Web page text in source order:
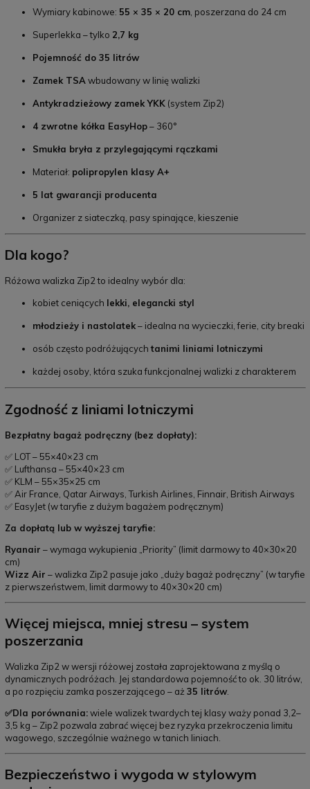
Wymiary kabinowe: 55 × 35 × 20 cm, poszerzana do 24 cm
Superlekka – tylko 2,7 kg
Pojemność do 35 litrów
Zamek TSA wbudowany w linię walizki
Antykradzieżowy zamek YKK(system Zip2)
4 zwrotne kółka EasyHop– 360°
Smukła bryła z przylegającymi rączkami
Materiał: polipropylen klasy A+
5 lat gwarancji producenta
Organizer z siateczką, pasy spinające, kieszenie
Dla kogo?
Różowa walizka Zip2 to idealny wybór dla:
kobiet ceniących lekki, elegancki styl
młodzieży i nastolatek– idealna na wycieczki, ferie, city breaki
osób często podróżującychtanimi liniami lotniczymi
każdej osoby, która szuka funkcjonalnej walizki z charakterem
Zgodność z liniami lotniczymi
Bezpłatny bagaż podręczny (bez dopłaty):
✅ LOT – 55×40×23 cm
✅ Lufthansa – 55×40×23 cm
✅ KLM – 55×35×25 cm
✅ Air France, Qatar Airways, Turkish Airlines, Finnair, British Airways
✅ EasyJet (w taryfie z dużym bagażem podręcznym)
Za dopłatą lub w wyższej taryfie:
Ryanair – wymaga wykupienia „Priority” (limit darmowy to 40×30×20
cm)
Wizz Air – walizka Zip2 pasuje jako „duży bagaż podręczny” (w taryfie
z pierwszeństwem, limit darmowy to 40×30×20 cm)
Więcej miejsca, mniej stresu – system
poszerzania
Walizka Zip2 w wersji różowej została zaprojektowana z myślą o
dynamicznych podróżach. Jej standardowa pojemność to ok. 30 litrów,
a po rozpięciu zamka poszerzającego – aż 35 litrów.
✅Dla porównania:wiele walizek twardych tej klasy waży ponad 3,2–
3,5 kg – Zip2 pozwala zabrać więcej bez ryzyka przekroczenia limitu
wagowego, szczególnie ważnego w tanich liniach.
Bezpieczeństwo i wygoda w stylowym